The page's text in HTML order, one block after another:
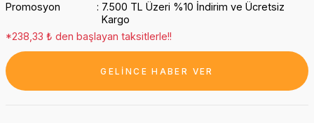
Promosyon
7.500 TL Üzeri %10 İndirim ve Ücretsiz
Kargo
*238,33 ₺ den başlayan taksitlerle!!
GELİNCE HABER VER